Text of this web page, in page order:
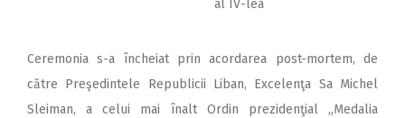
al IV-lea
Ceremonia s-a încheiat prin acordarea post-mortem, de
către Preşedintele Republicii Liban, Excelenţa Sa Michel
Sleiman, a celui mai înalt Ordin prezidenţial „Medalia